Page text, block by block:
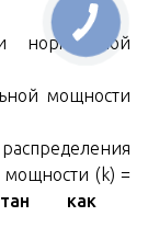
нормальной
мощности
мощности (k) =
как